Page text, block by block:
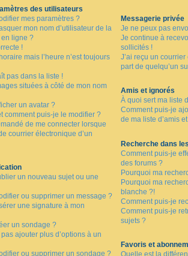
des utilisateurs
mes paramètres ?
mon nom d’utilisateur de la
en ligne ?
!
mais l’heure n’est toujours
pas dans la liste !
situées à côté de mon nom
un avatar ?
comment puis-je le modifier ?
de me connecter lorsque
courrier électronique d’un
un nouveau sujet ou une
ou supprimer un message ?
une signature à mon
un sondage ?
ajouter plus d’options à un
ou supprimer un sondage ?
Messagerie privée
Je ne peux pas
Je continue à
sollicités !
J’ai reçu un
part de quelqu’un
Amis et ignorés
À quoi sert ma liste
Comment puis-je
de ma liste d’amis
Recherche dans
Comment puis-je
des forums ?
Pourquoi ma
Pourquoi ma
blanche ?!
Comment puis-je
Comment puis-je
sujets ?
Favoris et
Quelle est la